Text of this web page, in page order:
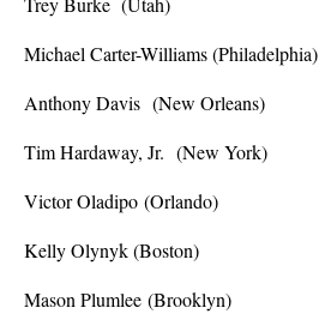
Michael Carter-Williams (Philadelphia)
Anthony Davis (New Orleans)
Tim Hardaway, Jr. (New York)
Victor Oladipo (Orlando)
Kelly Olynyk (Boston)
Mason Plumlee (Brooklyn)